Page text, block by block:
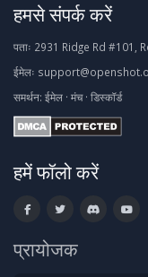
हमसे संपर्क करें
पताः 2931 Ridge Rd #101,
ईमेलः
समर्थन: ईमेल · मंच· डिस्कॉर्ड
हमें फॉलो करें
प्रायोजक